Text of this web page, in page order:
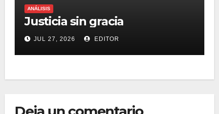
ANÁLISIS
Justicia sin gracia
JUL 27, 2026 EDITOR